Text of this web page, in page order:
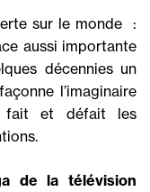
sur le monde  :
aussi importante
décennies un
l’imaginaire
fait et défait les
de la télévision